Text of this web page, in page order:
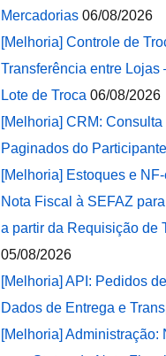
Mercadorias 06/08/2026
[Melhoria] Controle de
Transferência entre Lojas
Lote de Troca 06/08/2026
[Melhoria] CRM:
Paginados do
[Melhoria] Estoques e
Nota Fiscal à SEFAZ
a partir da Requisição de
05/08/2026
[Melhoria] API: Pedidos
Dados de Entrega e
[Melhoria] Administração: